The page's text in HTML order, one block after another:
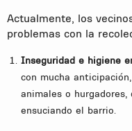
Actualmente, los
problemas con la
Inseguridad e higiene
con mucha
animales o
ensuciando el barrio.